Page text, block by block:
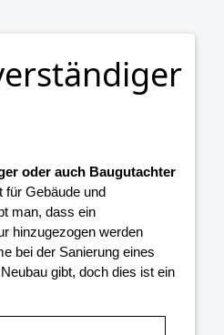
oder auch Baugutachter
für Gebäude und
man, dass ein
hinzugezogen werden
bei der Sanierung eines
gibt, doch dies ist ein